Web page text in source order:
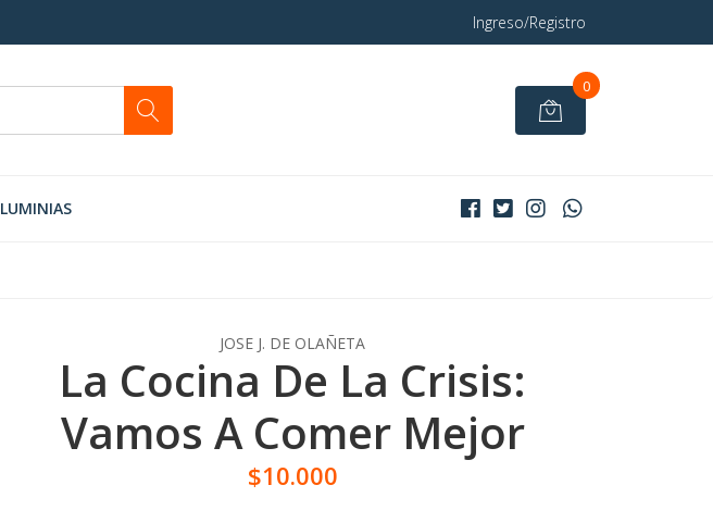
Ingreso/Registro
0
LUMINIAS
JOSE J. DE OLAÑETA
La Cocina De La Crisis:
Vamos A Comer Mejor
$10.000